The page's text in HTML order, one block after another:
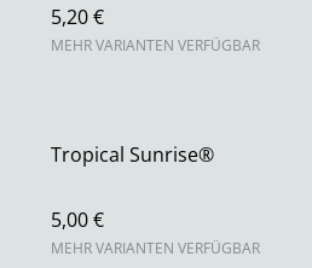
5,20 €
MEHR VARIANTEN VERFÜGBAR
Tropical Sunrise®
5,00 €
MEHR VARIANTEN VERFÜGBAR